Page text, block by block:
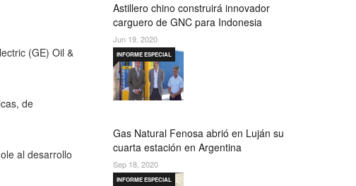
(GE) Oil &
de
al desarrollo
Astillero chino construirá innovador
carguero de GNC para Indonesia
Jun 19, 2020
Gas Natural Fenosa abrió en Luján su
cuarta estación en Argentina
INFORME ESPECIAL
Sep 18, 2020
INFORME ESPECIAL